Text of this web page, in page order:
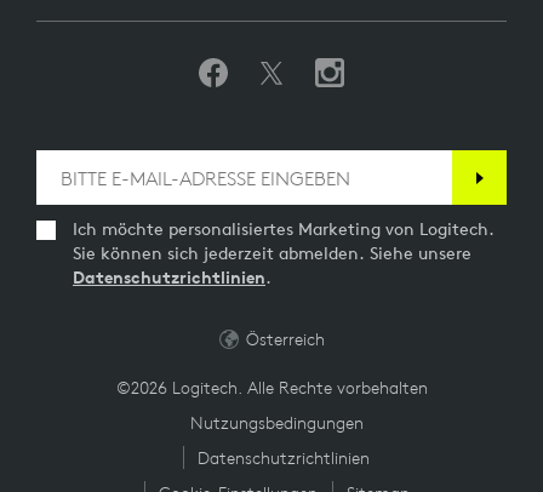
Ich möchte personalisiertes Marketing von Logitech.
Sie können sich jederzeit abmelden. Siehe unsere
Datenschutzrichtlinien.
©2026 Logitech. Alle Rechte vorbehalten
Nutzungsbedingungen
Datenschutzrichtlinien
Österreich